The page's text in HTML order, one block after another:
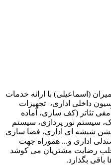
(اسماعیلی) با ارائه خدمات
داخلی اداری‌، تجهیزات
تئاتر (کف سازی، آماده
سیستم نور پردازی، سیستم
شیشه ای اداری، فضا سازی
اداری و... هموراه جهت
رضایت مشتریان می کوشد
باقی بگذارد.